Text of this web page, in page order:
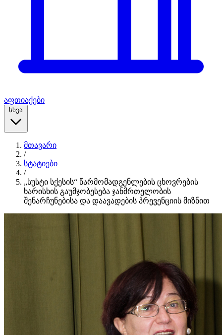
აფთიაქები
სხვა
მთავარი
/
სტატიები
/
„სუსტი სქესის“ წარმომადგენლების ცხოვრების
ხარისხის გაუმჯობესება ჯანმრთელობის
შენარჩუნებისა და დაავადების პრევენციის მიზნით